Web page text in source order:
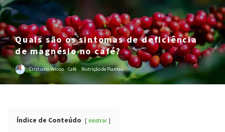
Quais são os sintomas de deficiência
de magnésio no café?
Cristiano Veloso · Café Nutrição de Plantas
Índice de Conteúdo mostrar